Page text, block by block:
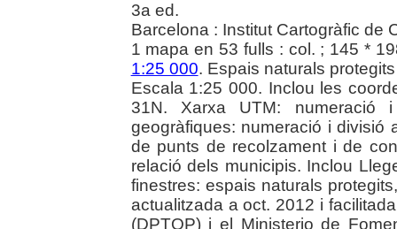
3a ed.
Barcelona : Institut Cartogràfic de
1 mapa en 53 fulls : col. ; 145 *
1:25 000. Espais naturals
Escala 1:25 000. Inclou les
31N. Xarxa UTM: numeració
geogràfiques: numeració i divisió
de punts de recolzament i de
relació dels municipis. Inclou
finestres: espais naturals
actualitzada a oct. 2012 i
(DPTOP) i el Ministerio de